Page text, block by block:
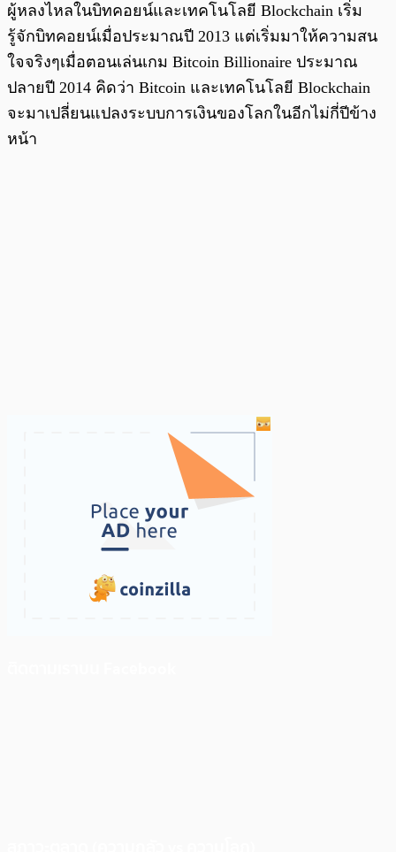
ผู้หลงไหลในบิทคอยน์และเทคโนโลยี Blockchain เริ่ม
รู้จักบิทคอยน์เมื่อประมาณปี 2013 แต่เริ่มมาให้ความสน
ใจจริงๆเมื่อตอนเล่นเกม Bitcoin Billionaire ประมาณ
ปลายปี 2014 คิดว่า Bitcoin และเทคโนโลยี Blockchain
จะมาเปลี่ยนแปลงระบบการเงินของโลกในอีกไม่กี่ปีข้าง
หน้า